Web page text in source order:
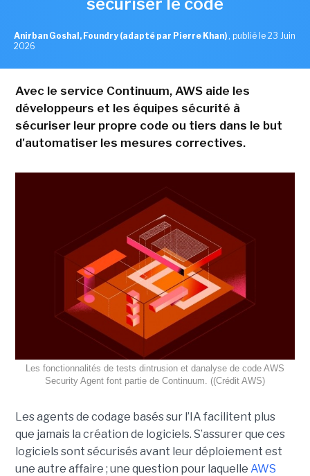
sécuriser le code
Anirban Goshal, Foundry (adapté par Pierre Khan) , publié le 23 Juin
2026
Avec le service Continuum, AWS aide les
développeurs et les équipes sécurité à
sécuriser leur propre code ou tiers dans le but
d'automatiser les mesures correctives.
Les fonctionnalités de tests dintrusion et danalyse de code AWS
Security Agent font partie de Continuum. ((Crédit AWS)
Les agents de codage basés sur l’IA facilitent plus
que jamais la création de logiciels. S’assurer que ces
logiciels sont sécurisés avant leur déploiement est
une autre affaire ; une question pour laquelle AWS